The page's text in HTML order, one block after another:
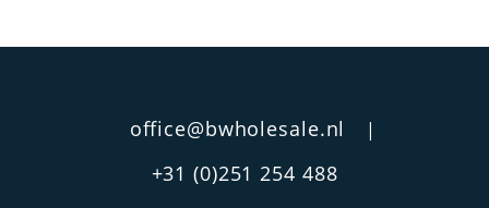
office@bwholesale.nl |
+31 (0)251 254 488